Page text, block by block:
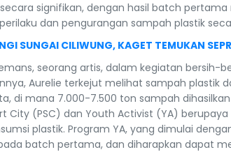
signifikan, dengan hasil batch pertama
dan pengurangan sampah plastik
SUNGAI CILIWUNG, KAGET TEMUKAN
seorang artis, dalam kegiatan bersih-
Aurelie terkejut melihat sampah plastik
di mana 7.000-7.500 ton sampah
City (PSC) dan Youth Activist (YA)
plastik. Program YA, yang dimulai
batch pertama, dan diharapkan dapat